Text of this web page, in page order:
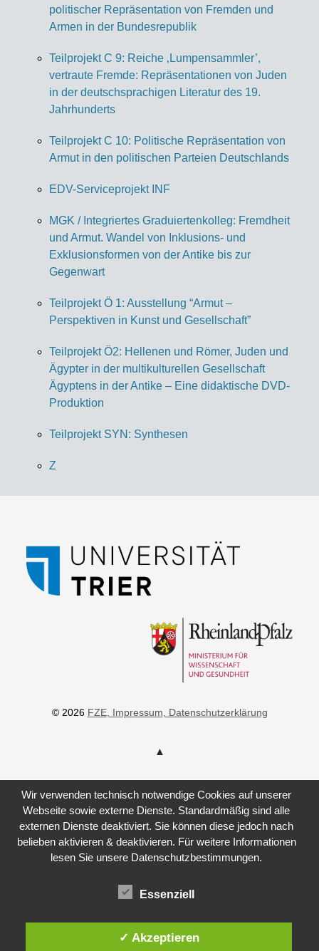
politischer Repräsentation von Fremden und
Armen in der Bundesrepublik
Teilprojekt C 9: Reiche ‚Lumpensammler’,
vertraute Fremde: Repräsentationen von Juden
in der deutschsprachigen Literatur des 19.
Jahrhunderts
Teilprojekt C 10: Politische Repräsentation von
Armut in den politischen Parteien Deutschlands
EDV-Serviceprojekt INF
MGK / Integriertes Graduiertenkolleg: Fremdheit
und Armut. Wandel von Inklusions- und
Exklusionsformen von der Antike bis zur
Gegenwart
Teilprojekt Ö 1: Ausstellung “Armut –
Perspektiven in Kunst und Gesellschaft”
Teilprojekt Ö2: Hellenen und Römer, Juden und
Ägypter in der multikulturellen Gesellschaft
Ägyptens in der Antike – Eine didaktische DVD-
Produktion
Teilprojekt SYN: Synthesen
Z
© 2026 FZE, Impressum , Datenschutzerklärung
Wir verwenden technisch notwendige Cookies auf unserer
Webseite sowie externe Dienste. Standardmäßig sind alle
externen Dienste deaktiviert. Sie können diese jedoch nach
belieben aktivieren & deaktivieren. Für weitere Informationen
lesen Sie unsere Datenschutzbestimmungen.
Essenziell
✓ Akzeptieren